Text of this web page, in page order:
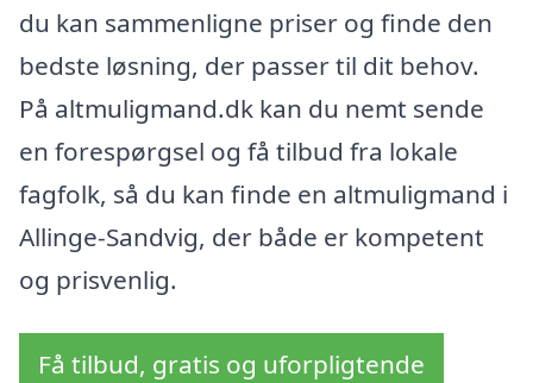
du kan sammenligne priser og finde den
bedste løsning, der passer til dit behov.
På altmuligmand.dk kan du nemt sende
en forespørgsel og få tilbud fra lokale
fagfolk, så du kan finde en altmuligmand i
Allinge-Sandvig, der både er kompetent
og prisvenlig.
Få tilbud, gratis og uforpligtende